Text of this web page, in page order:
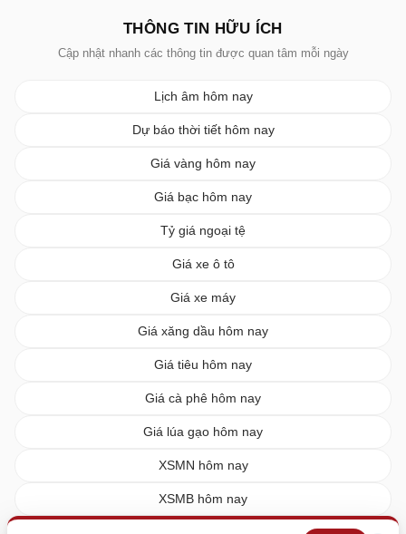
THÔNG TIN HỮU ÍCH
Cập nhật nhanh các thông tin được quan tâm mỗi ngày
Lịch âm hôm nay
Dự báo thời tiết hôm nay
Giá vàng hôm nay
Giá bạc hôm nay
Tỷ giá ngoại tệ
Giá xe ô tô
Giá xe máy
Giá xăng dầu hôm nay
Giá tiêu hôm nay
Giá cà phê hôm nay
Giá lúa gạo hôm nay
XSMN hôm nay
XSMB hôm nay